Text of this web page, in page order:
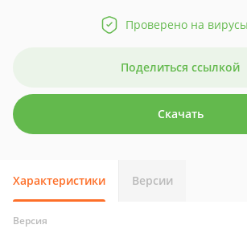
Проверено на вирусы
Поделиться ссылкой
Скачать
Характеристики Версии
Версия